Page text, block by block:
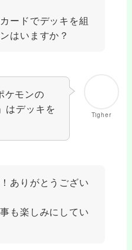
ードでデッキを組
はいますか？
Tigher
ケモンの
はデッキを
ありがとうござい
も楽しみにしてい